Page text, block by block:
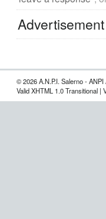
Advertisement
© 2026 A.N.P.I. Salerno -
Valid XHTML 1.0 Transitional |